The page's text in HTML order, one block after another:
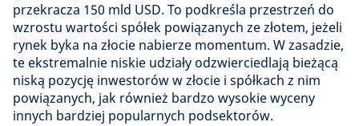
przekracza 150 mld USD. To podkreśla przestrzeń do
wzrostu wartości spółek powiązanych ze złotem, jeżeli
rynek byka na złocie nabierze momentum. W zasadzie,
te ekstremalnie niskie udziały odzwierciedlają bieżącą
niską pozycję inwestorów w złocie i spółkach z nim
powiązanych, jak również bardzo wysokie wyceny
innych bardziej popularnych podsektorów.